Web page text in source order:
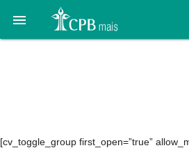

[cv_toggle_group first_open=”true”